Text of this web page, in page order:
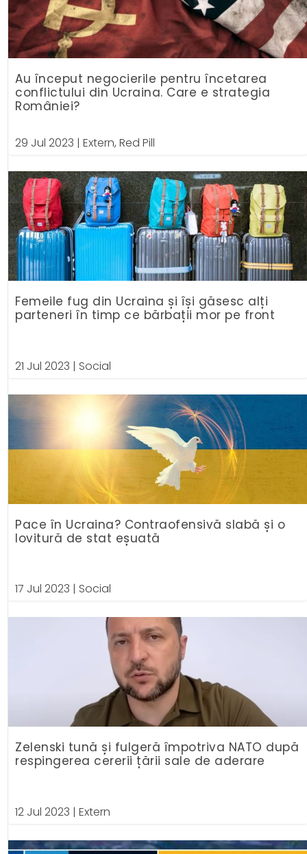
Au început negocierile pentru încetarea
conflictului din Ucraina. Care e strategia
României?
29 Jul 2023 |Extern,Red Pill
Femeile fug din Ucraina și își găsesc alți
parteneri în timp ce bărbații mor pe front
21 Jul 2023 | Social
Pace în Ucraina? Contraofensivă slabă și o
lovitură de stat eșuată
17 Jul 2023 | Social
Zelenski tună și fulgeră împotriva NATO după
respingerea cererii țării sale de aderare
12 Jul 2023 |Extern